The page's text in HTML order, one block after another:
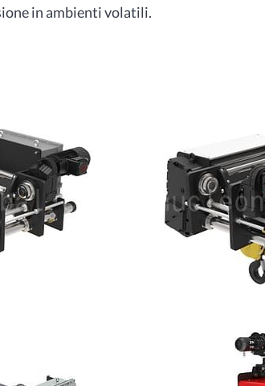
in ambienti volatili.